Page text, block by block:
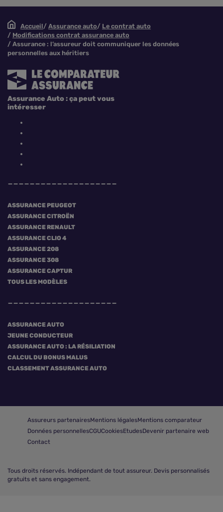
Accueil Assurance auto
Le contrat auto
Modifications contrat assurance auto
Assurance : l’assureur doit communiquer les données
personnelles aux héritiers
ASSURANCE PEUGEOT
ASSURANCE CITROËN
ASSURANCE RENAULT
ASSURANCE CLIO 4
ASSURANCE 208
ASSURANCE 308
ASSURANCE CAPTUR
TOUS LES MODÈLES
ASSURANCE AUTO
JEUNE CONDUCTEUR
ASSURANCE AUTO : LA RÉSILIATION
CALCUL DU BONUS MALUS
CLASSEMENT ASSURANCE AUTO
Assurance Auto : ça peut vous
intéresser
Assureurs partenairesMentions légalesMentions comparateur
Données personnellesCGUCookiesEtudesDevenir partenaire web
Contact
Tous droits réservés. Indépendant de tout assureur. Devis personnalisés
gratuits et sans engagement.